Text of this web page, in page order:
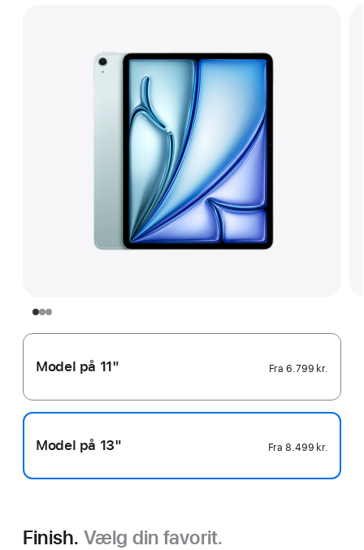
Model på 11" Fra6.799 kr.
Model på 13" Fra8.499 kr.
Finish. Vælg din favorit.